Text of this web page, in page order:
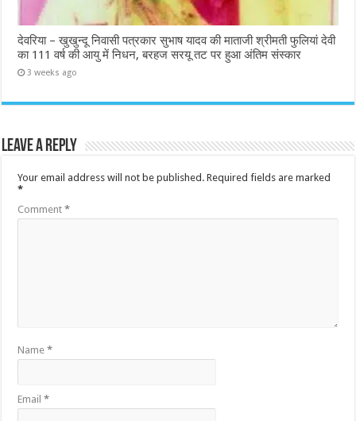
देवरिया – खुखुन्दू निवासी पत्रकार सुभाष यादव की माताजी श्रीमती फुलियां देवी
का 111 वर्ष की आयु में निधन, बरहज सरयू तट पर हुआ अंतिम संस्कार
3 weeks ago
Leave a Reply
Your email address will not be published. Required fields are marked
*
Comment*
Name*
Email*